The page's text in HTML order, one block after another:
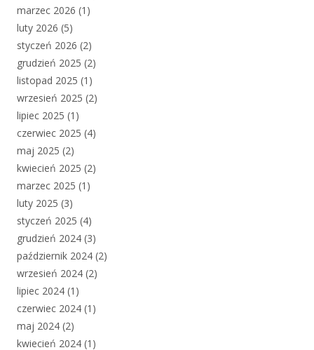
marzec 2026 (1)
luty 2026 (5)
styczeń 2026 (2)
grudzień 2025 (2)
listopad 2025 (1)
wrzesień 2025 (2)
lipiec 2025 (1)
czerwiec 2025 (4)
maj 2025 (2)
kwiecień 2025 (2)
marzec 2025 (1)
luty 2025 (3)
styczeń 2025 (4)
grudzień 2024 (3)
październik 2024 (2)
wrzesień 2024 (2)
lipiec 2024 (1)
czerwiec 2024 (1)
maj 2024 (2)
kwiecień 2024 (1)